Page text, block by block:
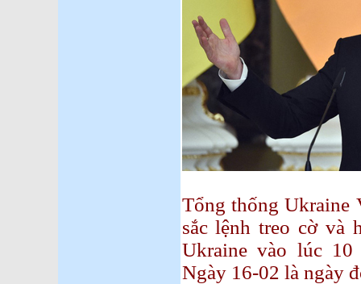
Tổng thống Ukraine
sắc lệnh treo cờ và
Ukraine vào lúc
Ngày 16-02 là ngày